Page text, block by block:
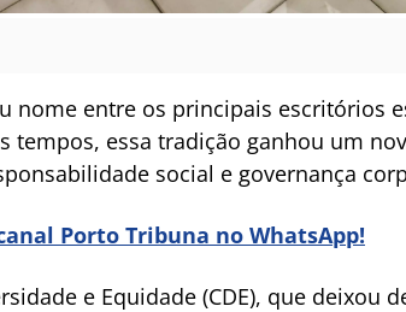
nome entre os principais escritórios
tempos, essa tradição ganhou um
social e governança
Porto Tribuna no WhatsApp!
e Equidade (CDE), que